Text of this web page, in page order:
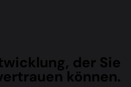
der Sie
können.